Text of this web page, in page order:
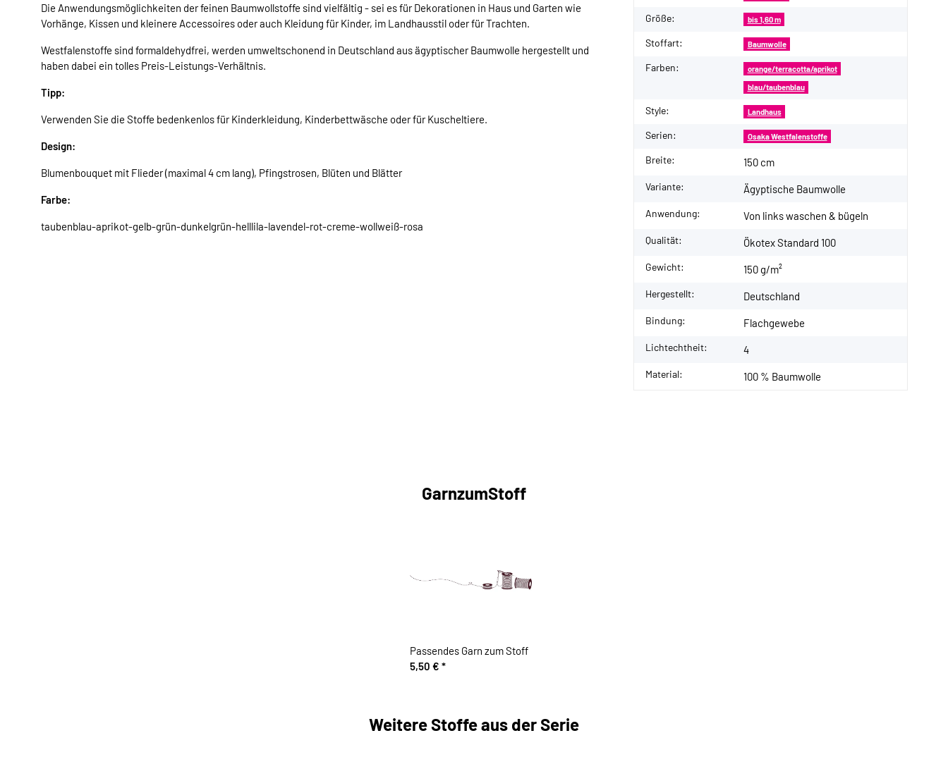
Die Anwendungsmöglichkeiten der feinen Baumwollstoffe sind vielfältig - sei es für Dekorationen in Haus und Garten wie
Vorhänge, Kissen und kleinere Accessoires oder auch Kleidung für Kinder, im Landhausstil oder für Trachten.
Westfalenstoffe sind formaldehydfrei, werden umweltschonend in Deutschland aus ägyptischer Baumwolle hergestellt und
haben dabei ein tolles Preis-Leistungs-Verhältnis.
Tipp:
Verwenden Sie die Stoffe bedenkenlos für Kinderkleidung, Kinderbettwäsche oder für Kuscheltiere.
Design:
Blumenbouquet mit Flieder (maximal 4 cm lang), Pfingstrosen, Blüten und Blätter
Farbe:
taubenblau-aprikot-gelb-grün-dunkelgrün-helllila-lavendel-rot-creme-wollweiß-rosa
Größe: bis 1,60 m
Stoffart: Baumwolle
Farben: orange/terracotta/aprikot
blau/taubenblau
Style: Landhaus
Serien: Osaka Westfalenstoffe
Breite: 150 cm
Variante: Ägyptische Baumwolle
Anwendung: Von links waschen & bügeln
Qualität: Ökotex Standard 100
Gewicht: 150 g/m²
Hergestellt: Deutschland
Bindung: Flachgewebe
Lichtechtheit: 4
Material: 100 % Baumwolle
GarnzumStoff
Passendes Garn zum Stoff
5,50 € *
Weitere Stoffe aus der Serie